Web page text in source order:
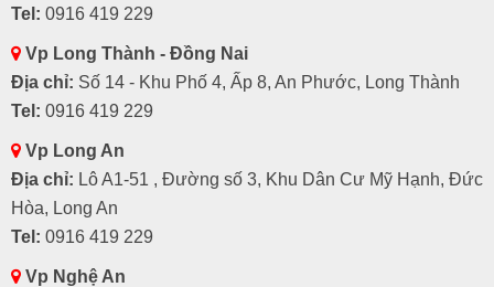
Tel: 0916 419 229
Vp Long Thành - Đồng Nai
Địa chỉ: Số 14 - Khu Phố 4, Ấp 8, An Phước, Long Thành
Tel: 0916 419 229
Vp Long An
Địa chỉ: Lô A1-51 , Đường số 3, Khu Dân Cư Mỹ Hạnh, Đức
Hòa, Long An
Tel: 0916 419 229
Vp Nghệ An